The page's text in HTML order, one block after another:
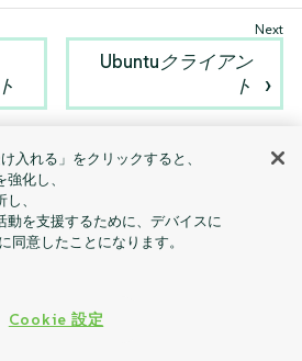
Ubuntuクライアン
ト
入れる」をクリックすると、
化し、
、
動を支援するために、デバイスに
同意したことになります。
Cookie 設定